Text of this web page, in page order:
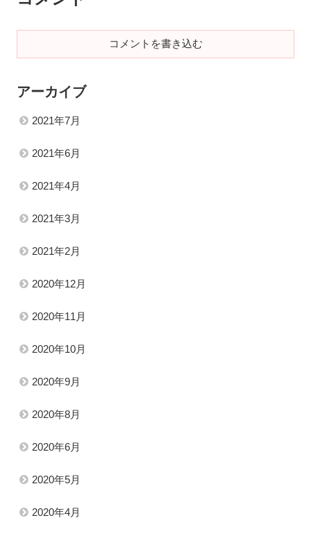
コメントを書き込む
アーカイブ
2021年7月
2021年6月
2021年4月
2021年3月
2021年2月
2020年12月
2020年11月
2020年10月
2020年9月
2020年8月
2020年6月
2020年5月
2020年4月